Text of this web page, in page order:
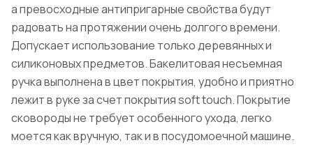
а превосходные антипригарные свойства будут
радовать на протяжении очень долгого времени.
Допускает использование только деревянных и
силиконовых предметов. Бакелитовая несъемная
ручка выполнена в цвет покрытия, удобно и приятно
лежит в руке за счет покрытия soft touch. Покрытие
сковороды не требует особенного ухода, легко
моется как вручную, так и в посудомоечной машине.